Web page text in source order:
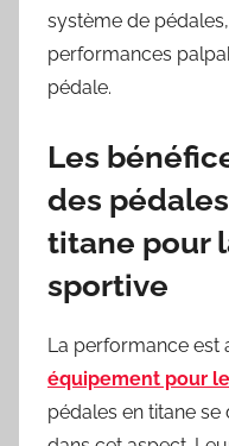
système de
performances
pédale.
Les
des
titane pour
sportive
La performance est
équipement pour
pédales en titane